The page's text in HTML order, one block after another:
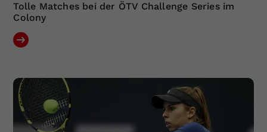
Tolle Matches bei der ÖTV Challenge Series im
Colony